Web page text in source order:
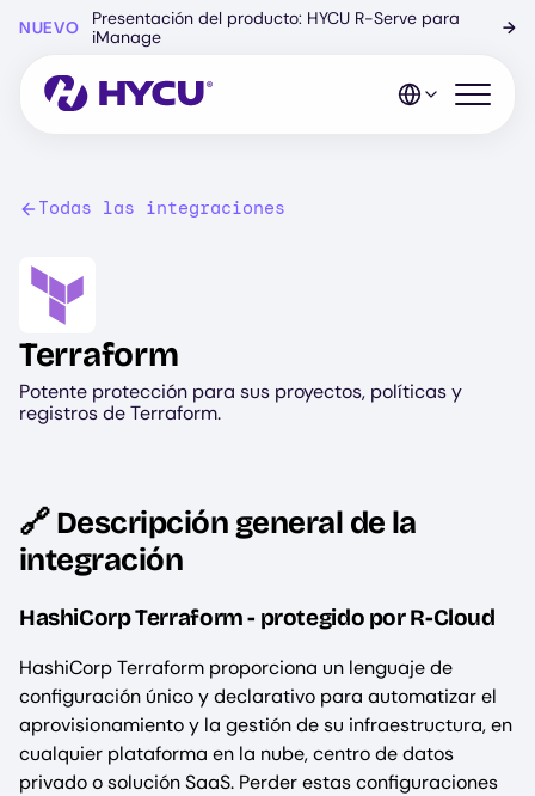
principal
NUEVO
Presentación del producto: HYCU R-Serve para
iManage
→
Abrir el
Todas las integraciones
Image
Terraform
Potente protección para sus proyectos, políticas y
registros de Terraform.
🔗 Descripción general de la
integración
HashiCorp Terraform - protegido por R-Cloud
HashiCorp Terraform proporciona un lenguaje de
configuración único y declarativo para automatizar el
aprovisionamiento y la gestión de su infraestructura, en
cualquier plataforma en la nube, centro de datos
privado o solución SaaS. Perder estas configuraciones